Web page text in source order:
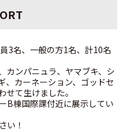
3名、一般の方1名、計10名
カンパニュラ、ヤマブキ、シ
、カーネーション、ゴッドセ
せて生けました。
B棟国際課付近に展示してい
い！